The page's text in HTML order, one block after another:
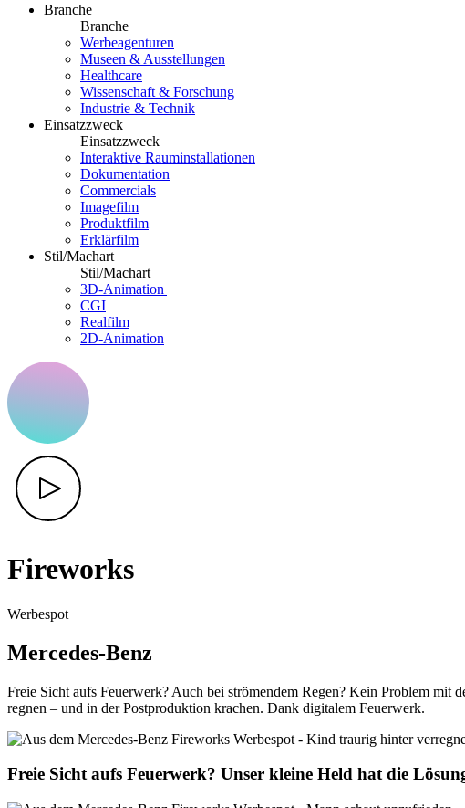
Branche
Branche
Werbeagenturen
Museen & Ausstellungen
Healthcare
Wissenschaft & Forschung
Industrie & Technik
Einsatzzweck
Einsatzzweck
Interaktive Rauminstallationen
Dokumentation
Commercials
Imagefilm
Produktfilm
Erklärfilm
Stil/Machart
Stil/Machart
3D-Animation
CGI
Realfilm
2D-Animation
Fireworks
Werbespot
Mercedes-Benz
Freie Sicht aufs Feuerwerk? Auch bei strömendem Regen? Kein Problem mit
regnen – und in der Postproduktion krachen. Dank digitalem Feuerwerk.
Freie Sicht aufs Feuerwerk? Unser kleine Held hat die